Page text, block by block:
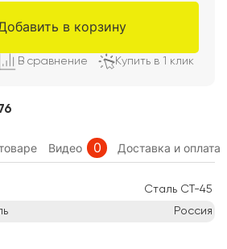
в корзину
В сравнение Купить в 1 клик
Видео 0 Доставка и оплата
Сталь СТ-45
Россия